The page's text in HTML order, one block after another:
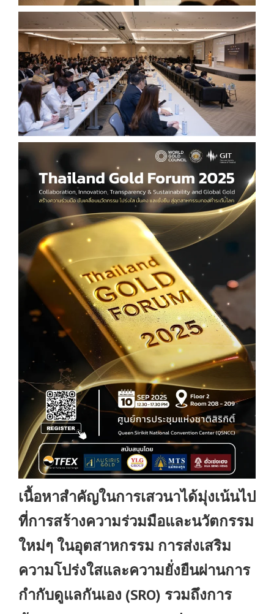
เนื้อหาสำคัญในการเสวนาได้มุ่งเน้นไป
ที่การสร้างความร่วมมือและนวัตกรรม
ใหม่ๆ ในอุตสาหกรรม การส่งเสริม
ความโปร่งใสและความยั่งยืนผ่านการ
กำกับดูแลกันเอง (SRO) รวมถึงการ